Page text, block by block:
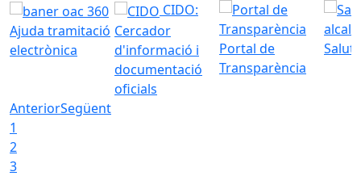
Ajuda tramitació
electrònica
CIDO:
Cercador
d'informació i
documentació
oficials
Portal de
Transparència
AnteriorSegüent
1
2
3